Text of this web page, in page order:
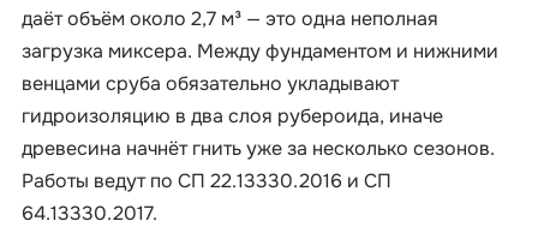
даёт объём около 2,7 м³ — это одна неполная
загрузка миксера. Между фундаментом и нижними
венцами сруба обязательно укладывают
гидроизоляцию в два слоя рубероида, иначе
древесина начнёт гнить уже за несколько сезонов.
Работы ведут по СП 22.13330.2016 и СП
64.13330.2017.